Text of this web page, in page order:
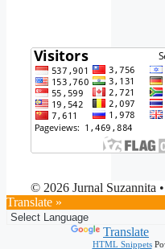
© 2026 Jurnal Suzannita
Translate »
Translate
HTML Snippets